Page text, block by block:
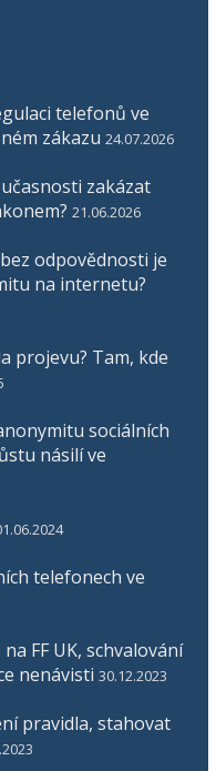
telefonů ve
zákazu 24.07.2026
zakázat
21.06.2026
odpovědnosti je
na internetu?
projevu? Tam, kde
sociálních
násilí ve
telefonech ve
FF UK, schvalování
nenávisti 30.12.2023
pravidla, stahovat